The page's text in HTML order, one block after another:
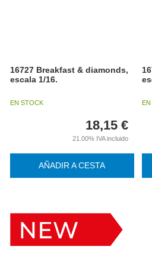
16727 Breakfast & diamonds,
escala 1/16.
EN STOCK
18,15 €
21.00% IVA incluido
AÑADIR A CESTA
EN